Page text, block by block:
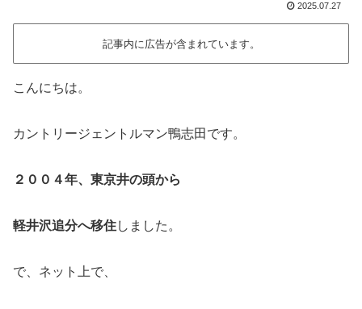
2025.07.27
記事内に広告が含まれています。
こんにちは。
カントリージェントルマン鴨志田です。
２００４年、東京井の頭から
軽井沢追分へ移住しました。
で、ネット上で、